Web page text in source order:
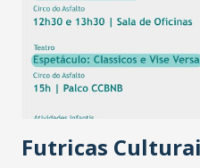
técnica, Robinho tem
longboard brasileiro está
nos próximos anos o
modalidade está garantido:
desempenho e t...
Futricas